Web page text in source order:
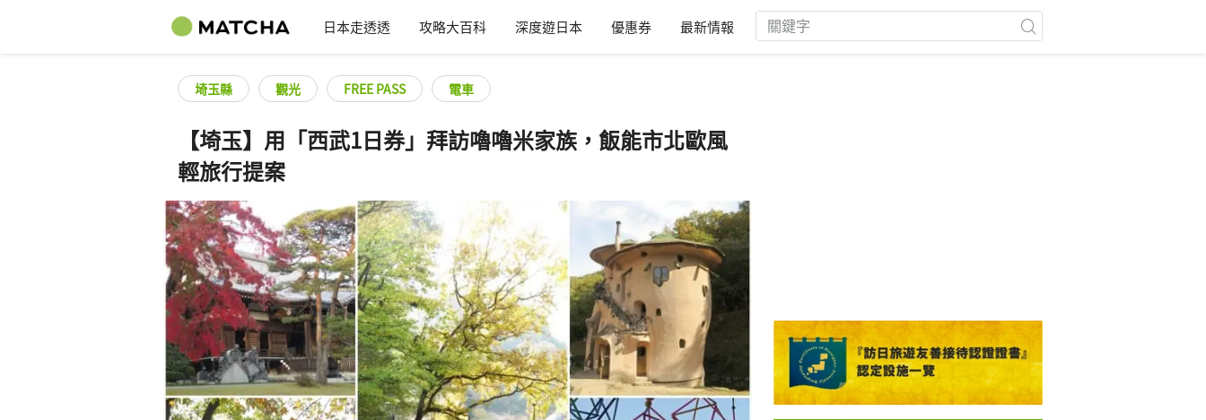
日本走透透 攻略大百科 深度遊日本 優惠券 最新情報
埼玉縣 觀光 FREE PASS 電車
【埼玉】用「西武1日券」拜訪嚕嚕米家族，飯能市北歐風
輕旅行提案